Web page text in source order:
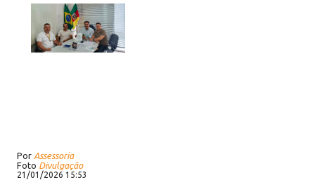
Por Assessoria
Foto Divulgação
21/01/2026 15:53